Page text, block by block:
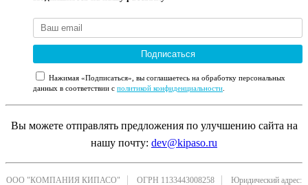
Подписаться
Нажимая «Подписаться», вы соглашаетесь на обработку персональных
данных в соответствии с политикой конфиденциальности
Вы можете отправлять предложения по улучшению сайта на
нашу почту: dev@kipaso.ru
ООО "КОМПАНИЯ КИПАСО" ОГРН 1133443008258
Юридический адрес: